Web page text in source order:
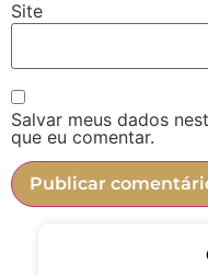
Site
Salvar meus dados
que eu comentar.